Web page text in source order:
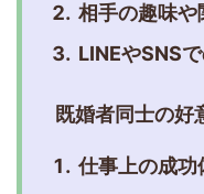
相手の趣味や
LINEやSNS
既婚者同士の好
仕事上の成功